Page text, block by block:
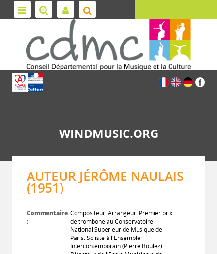
WINDMUSIC.ORG
AUTEUR JÉRÔME NAULAIS
(1951)
Commentaire
:
Compositeur. Arrangeur. Premier prix
de trombone au Conservatoire
National Supérieur de Musique de
Paris. Soliste à l'Ensemble
Intercontemporain (Pierre Boulez).